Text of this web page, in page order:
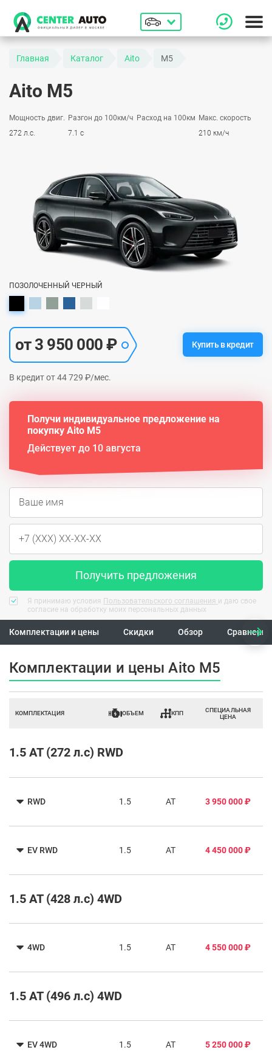
Главная Каталог Aito M5
Aito M5
Мощность двиг.
272 л.с.
Разгон до 100км/ч
7.1 с
Расход на 100км Макс. скорость
210 км/ч
ПОЗОЛОЧЕННЫЙ ЧЕРНЫЙ
от 3 950 000 ₽ Купить в кредит
В кредит от 44 729 ₽/мес.
Получи индивидуальное предложение на
покупку Aito M5
Действует до 10 августа
Получить предложения
Я принимаю условия Пользовательского соглашения и даю свое
согласие на обработку моих персональных данных
Комплектации и цены Скидки Обзор
Комплектации и цены Aito M5
КОМПЛЕКТАЦИЯ ОБЪЕМ КПП
СПЕЦИАЛЬНАЯ
ЦЕНА
1.5 AT (272 л.с) RWD
RWD 1.5 AT 3 950 000 ₽
EV RWD 1.5 AT 4 450 000 ₽
1.5 AT (428 л.с) 4WD
4WD 1.5 AT 4 550 000 ₽
1.5 AT (496 л.с) 4WD
EV 4WD 1.5 AT 5 250 000 ₽